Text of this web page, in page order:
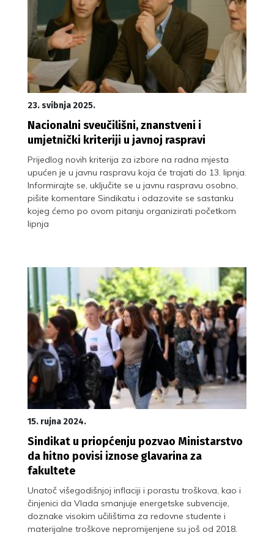
23. svibnja 2025.
Nacionalni sveučilišni, znanstveni i
umjetnički kriteriji u javnoj raspravi
Prijedlog novih kriterija za izbore na radna mjesta
upućen je u javnu raspravu koja će trajati do 13. lipnja.
Informirajte se, uključite se u javnu raspravu osobno,
pišite komentare Sindikatu i odazovite se sastanku
kojeg ćemo po ovom pitanju organizirati početkom
lipnja
15. rujna 2024.
Sindikat u priopćenju pozvao Ministarstvo
da hitno povisi iznose glavarina za
fakultete
Unatoč višegodišnjoj inflaciji i porastu troškova, kao i
činjenici da Vlada smanjuje energetske subvencije,
doznake visokim učilištima za redovne studente i
materijalne troškove nepromijenjene su još od 2018.